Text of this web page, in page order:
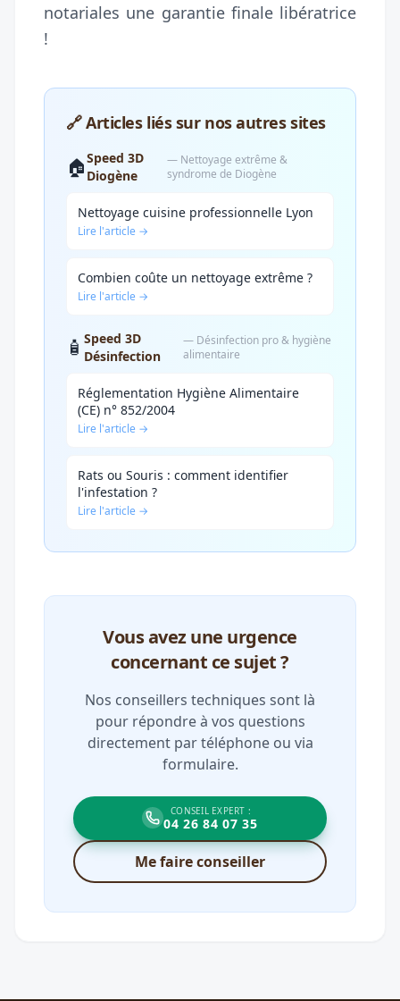
notariales une garantie finale libératrice
!
🔗 Articles liés sur nos autres sites
🏠Speed 3D
Diogène
— Nettoyage extrême &
syndrome de Diogène
Nettoyage cuisine professionnelle Lyon
Lire l'article →
Combien coûte un nettoyage extrême ?
Lire l'article →
🧴 Speed 3D
Désinfection
— Désinfection pro & hygiène
alimentaire
Réglementation Hygiène Alimentaire
(CE) n° 852/2004
Lire l'article →
Rats ou Souris : comment identifier
l'infestation ?
Lire l'article →
Vous avez une urgence
concernant ce sujet ?
Nos conseillers techniques sont là
pour répondre à vos questions
directement par téléphone ou via
formulaire.
CONSEIL EXPERT :
04 26 84 07 35
Me faire conseiller